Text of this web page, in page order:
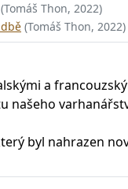
(Tomáš Thon, 2022)
(Tomáš Thon, 2022)
a
našeho
byl nahrazen